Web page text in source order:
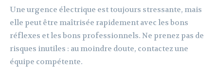
Une urgence électrique est toujours stressante, mais
elle peut être maîtrisée rapidement avec les bons
réflexes et les bons professionnels. Ne prenez pas de
risques inutiles : au moindre doute, contactez une
équipe compétente.